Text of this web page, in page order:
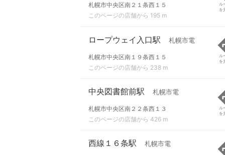
札幌市中央区南２１条西１５
このページの店舗から 195 m
ル
を
ロープウェイ入口駅 札幌市電
札幌市中央区南１９条西１５
このページの店舗から 238 m
ル
を
中央図書館前駅 札幌市電
札幌市中央区南２２条西１３
このページの店舗から 426 m
ル
を
西線１６条駅 札幌市電